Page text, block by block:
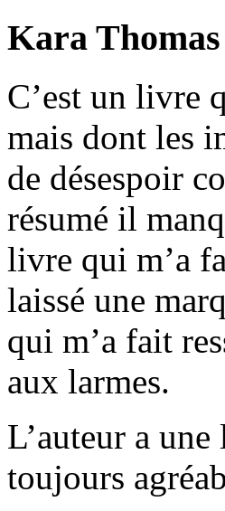
Kara
C’est un livre
mais dont les
de désespoir
résumé il
livre qui m’a
laissé une
qui m’a fait
aux larmes.
L’auteur a
toujours